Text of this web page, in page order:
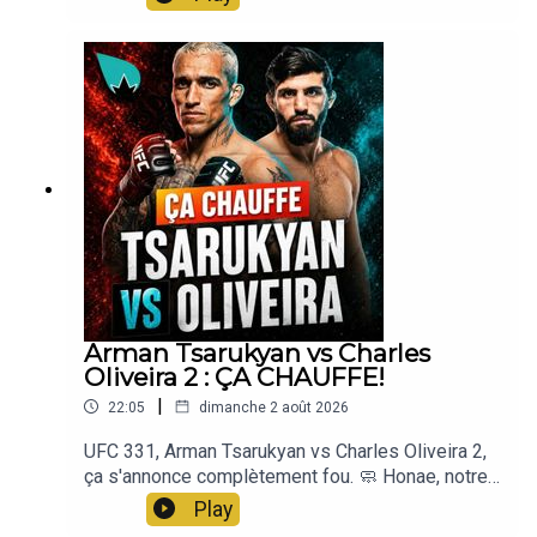
Arman Tsarukyan vs Charles
Oliveira 2 : ÇA CHAUFFE!
22:05 | dimanche 2 août 2026
UFC 331, Arman Tsarukyan vs Charles Oliveira 2,
ça s'annonce complètement fou. 🧼 Honae, notre
savon artisanal & made in France, code LASUEUR
-10% : https://honae.fr💪 Nutripure -10% avec le
Play